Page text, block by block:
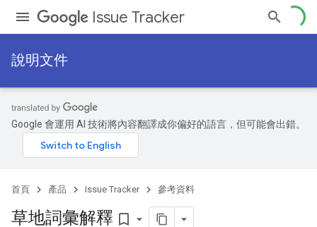
Issue Tracker
說明文件
Google 會運用 AI 技術將內容翻譯成你偏好的語言，但可能會出錯。
首頁 產品 Issue Tracker 參考資料
草地詞彙解釋 bookmark_border